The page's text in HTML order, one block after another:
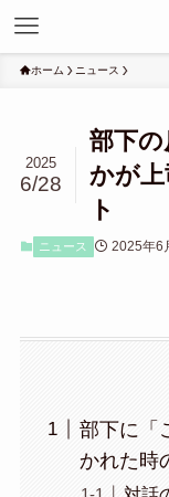
ホーム ニュース
部下
かが
ト
2025
6/28
ニュース 2025年6
部下に「
かれた時